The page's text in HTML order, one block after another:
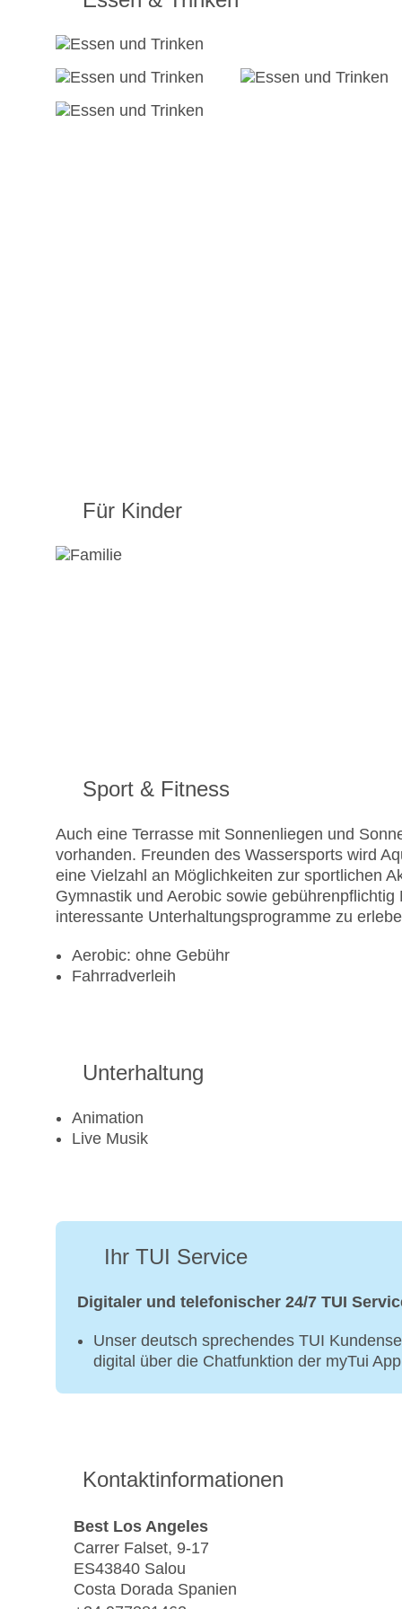
Für Kinder
Sport & Fitness
Auch eine Terrasse mit Sonnenliegen und
vorhanden. Freunden des Wassersports wird
eine Vielzahl an Möglichkeiten zur sportlichen
Gymnastik und Aerobic sowie
interessante Unterhaltungsprogramme zu
Aerobic: ohne Gebühr
Fahrradverleih
Unterhaltung
Animation
Live Musik
Ihr TUI Service
Digitaler und telefonischer 24/7 TUI
Unser deutsch sprechendes TUI
digital über die Chatfunktion der myTui
Kontaktinformationen
Best Los Angeles
Carrer Falset, 9-17
ES43840 Salou
Costa Dorada Spanien